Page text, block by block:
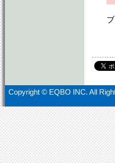
Copyright © EQBO INC. All